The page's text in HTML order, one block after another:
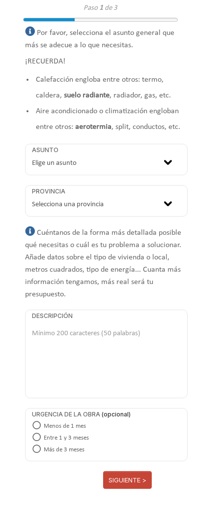
Paso 1de 3
Por favor, selecciona el asunto general que
más se adecue a lo que necesitas.
¡RECUERDA!
Calefacción engloba entre otros: termo,
caldera, suelo radiante, radiador, gas, etc.
Aire acondicionado o climatización engloban
entre otros: aerotermia, split, conductos, etc.
ASUNTO
PROVINCIA
Cuéntanos de la forma más detallada posible
qué necesitas o cuál es tu problema a solucionar.
Añade datos sobre el tipo de vivienda o local,
metros cuadrados, tipo de energía... Cuanta más
información tengamos, más real será tu
presupuesto.
DESCRIPCIÓN
URGENCIA DE LA OBRA
Menos de 1 mes
Entre 1 y 3 meses
Más de 3 meses
SIGUIENTE >